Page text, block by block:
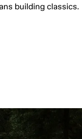
building classics.